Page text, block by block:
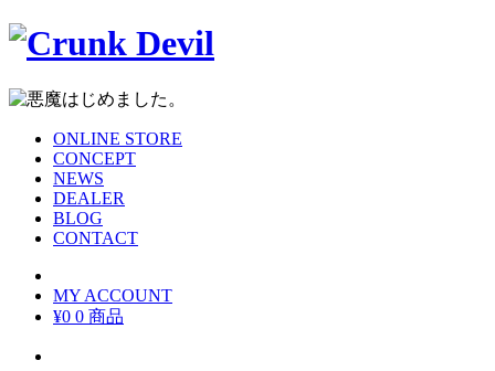
ONLINE STORE
CONCEPT
NEWS
DEALER
BLOG
CONTACT
MY ACCOUNT
¥0 0 商品